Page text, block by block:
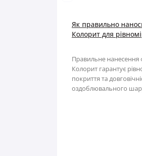
Наждачний папір
Стрічка
Хрестики для
Викрутка
Губки для
Як правильно
Колорит для
Правильне нанесення
Колорит гарантує
покриття та
оздоблювального